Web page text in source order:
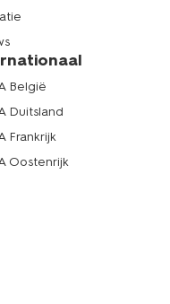
België
Duitsland
Frankrijk
Oostenrijk